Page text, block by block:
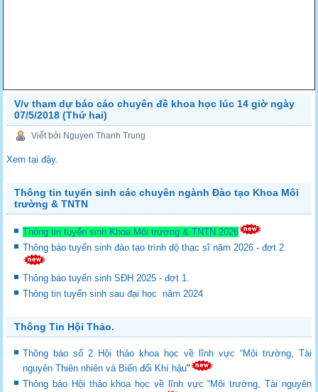
V/v tham dự báo cáo chuyên đề khoa học lúc 14 giờ ngày
07/5/2018 (Thứ hai)
Viết bởi Nguyen Thanh Trung
Xem tại đậy.
Thông tin tuyển sinh các chuyên ngành Đào tạo Khoa Môi
trường & TNTN
Thông tin tuyển sinh Khoa Môi trường & TNTN 2026
Thông báo tuyển sinh đào tạo trình dộ thạc sĩ năm 2026 - đợt 2.
Thông báo tuyển sinh SĐH 2025 - đợt 1.
Thông tin tuyển sinh sau đại học năm 2024
Thông Tin Hội Thảo.
Thông báo số 2 Hội thảo khoa học về lĩnh vực “Môi trường, Tài
nguyên Thiên nhiên và Biến đổi Khí hậu"
Thông báo Hội thảo khoa học về lĩnh vực “Môi trường, Tài nguyên